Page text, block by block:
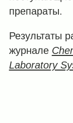
препараты.
Результаты
журнале
Laboratory